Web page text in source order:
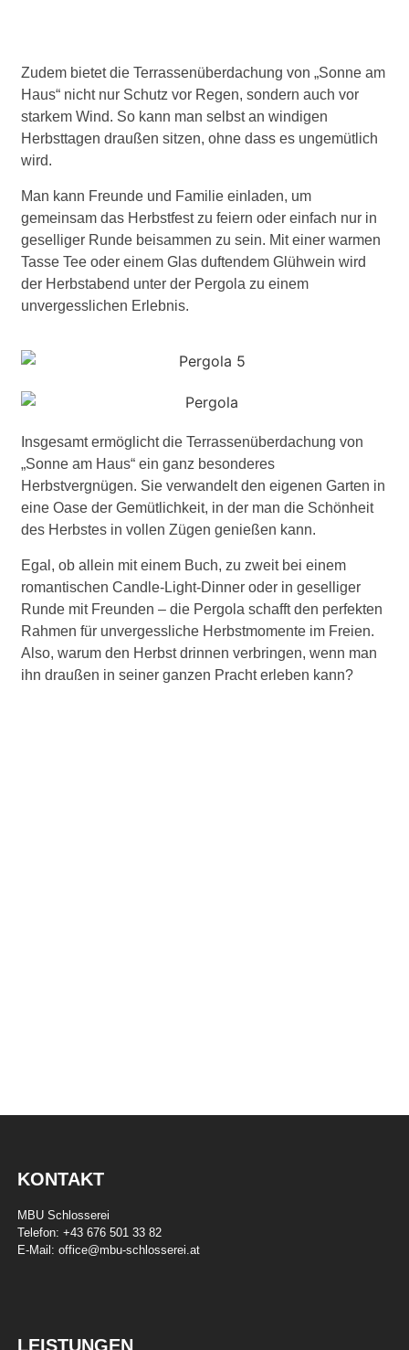
Zudem bietet die Terrassenüberdachung von „Sonne am
Haus“ nicht nur Schutz vor Regen, sondern auch vor
starkem Wind. So kann man selbst an windigen
Herbsttagen draußen sitzen, ohne dass es ungemütlich
wird.
Man kann Freunde und Familie einladen, um
gemeinsam das Herbstfest zu feiern oder einfach nur in
geselliger Runde beisammen zu sein. Mit einer warmen
Tasse Tee oder einem Glas duftendem Glühwein wird
der Herbstabend unter der Pergola zu einem
unvergesslichen Erlebnis.
Insgesamt ermöglicht die Terrassenüberdachung von
„Sonne am Haus“ ein ganz besonderes
Herbstvergnügen. Sie verwandelt den eigenen Garten in
eine Oase der Gemütlichkeit, in der man die Schönheit
des Herbstes in vollen Zügen genießen kann.
Egal, ob allein mit einem Buch, zu zweit bei einem
romantischen Candle-Light-Dinner oder in geselliger
Runde mit Freunden – die Pergola schafft den perfekten
Rahmen für unvergessliche Herbstmomente im Freien.
Also, warum den Herbst drinnen verbringen, wenn man
ihn draußen in seiner ganzen Pracht erleben kann?
KONTAKT
MBU Schlosserei
Telefon: +43 676 501 33 82
E-Mail: office@mbu-schlosserei.at
LEISTUNGEN